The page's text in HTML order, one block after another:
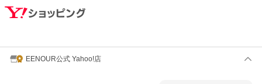
EENOUR公式 Yahoo!店